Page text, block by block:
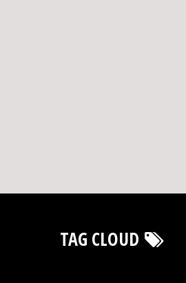
TAG CLOUD